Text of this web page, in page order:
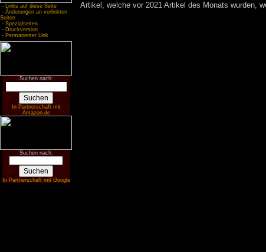
- Links auf diese Seite
- Änderungen an verlinkten
Seiten
- Spezialseiten
- Druckversion
- Permanenter Link
Suchen nach:
In Partnerschaft mit
Amazon.de
Suchen nach:
In Partnerschaft mit Google
Artikel, welche vor 2021 Artikel des Monats wurden,